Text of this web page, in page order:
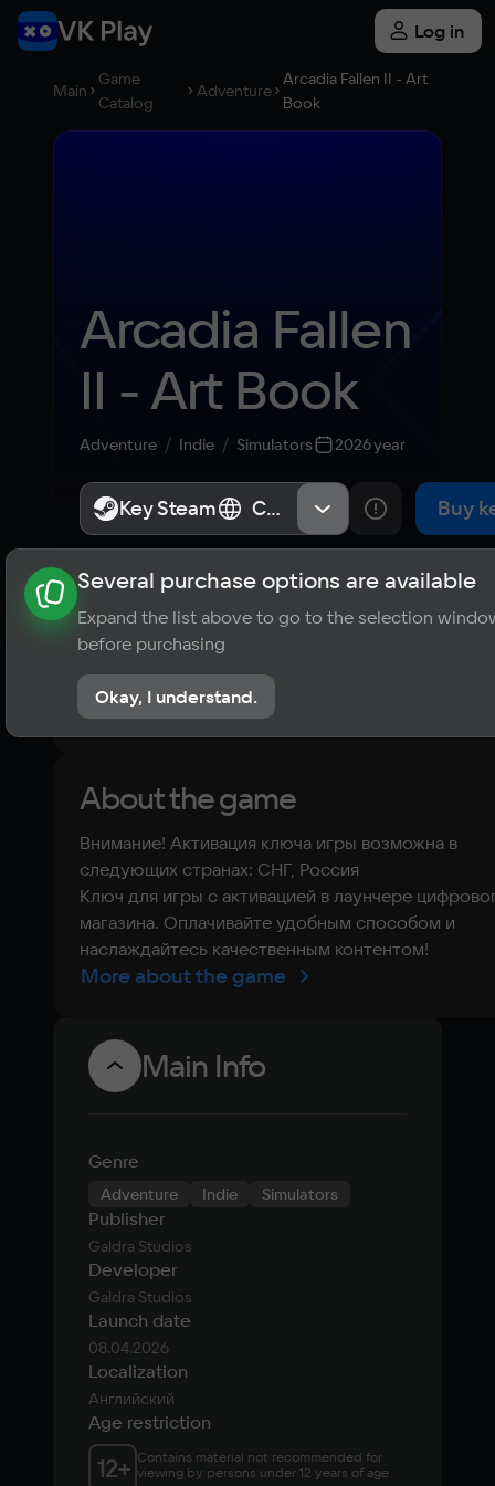
Log in
Main
Game
Catalog
Adventure
Arcadia Fallen II - Art
Book
Arcadia Fallen
II - Art Book
Adventure Indie Simulators 2026 year
Key Steam СНГ, Россия Buy
About the game News Requirements
? Player ratings
No reviews
About the game
Внимание! Активация ключа игры возможна в
следующих странах: СНГ, Россия
Ключ для игры с активацией в лаунчере
магазина. Оплачивайте удобным способом и
наслаждайтесь качественным контентом!
More about the game
Main Info
Genre
Adventure Indie Simulators
Publisher
Galdra Studios
Developer
Galdra Studios
Launch date
08.04.2026
Localization
Английский
Age restriction
12+ Contains material not recommended for
viewing by persons under 12 years of age
Key Steam СНГ, Россия
Several purchase options are available
Expand the list above to go to the selection
before purchasing
Okay, I understand.